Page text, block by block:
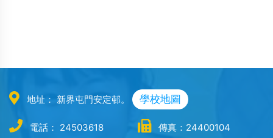
地址： 新界屯門安定邨。 學校地圖
電話： 24503618 傳真：24400104